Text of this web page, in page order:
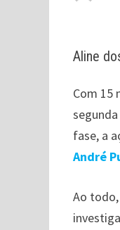
Aline
Com 15
fase, a
André
Ao